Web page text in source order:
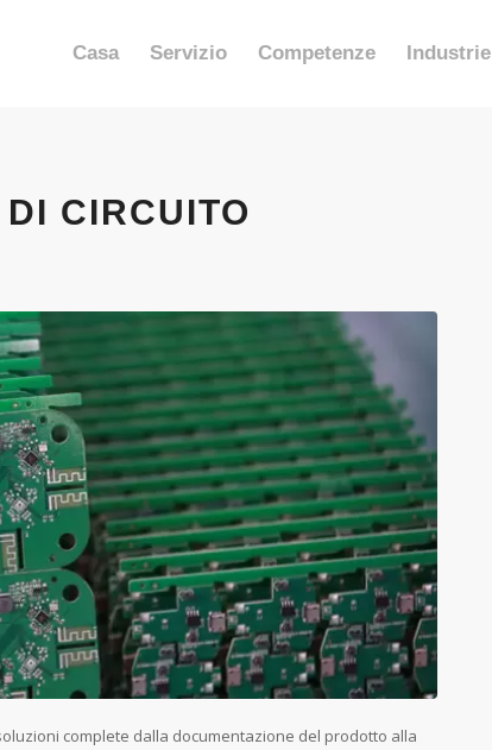
Casa Servizio Competenze Industrie
CIRCUITO
complete dalla documentazione del prodotto alla